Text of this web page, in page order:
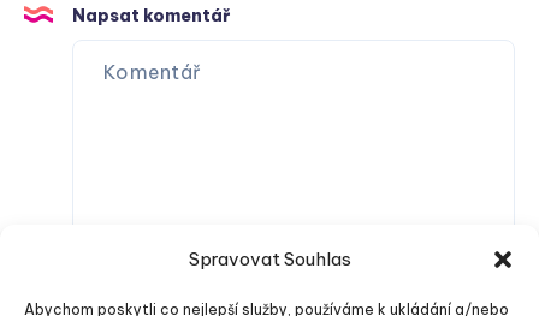
Spravovat Souhlas
Abychom poskytli co nejlepší služby, používáme k ukládání a/nebo
Napsat komentář